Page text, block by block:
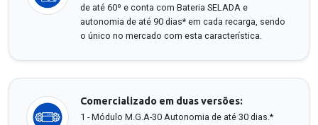
de até 60º e conta com Bateria SELADA e
autonomia de até 90 dias* em cada recarga, sendo
o único no mercado com esta característica.
Comercializado em duas versões:
1 - Módulo M.G.A-30 Autonomia de até 30 dias.*